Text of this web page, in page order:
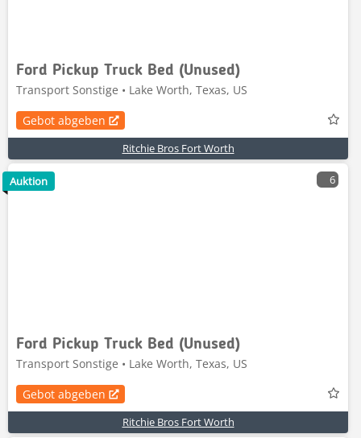
Ford Pickup Truck Bed (Unused)
Transport Sonstige • Lake Worth, Texas, US
Gebot abgeben
Ritchie Bros Fort Worth
6
Ford Pickup Truck Bed (Unused)
Transport Sonstige • Lake Worth, Texas, US
Gebot abgeben
Ritchie Bros Fort Worth
Auktion